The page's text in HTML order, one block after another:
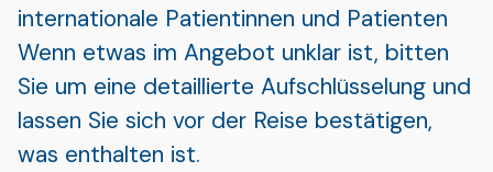
internationale Patientinnen und Patienten
Wenn etwas im Angebot unklar ist, bitten
Sie um eine detaillierte Aufschlüsselung und
lassen Sie sich vor der Reise bestätigen,
was enthalten ist.